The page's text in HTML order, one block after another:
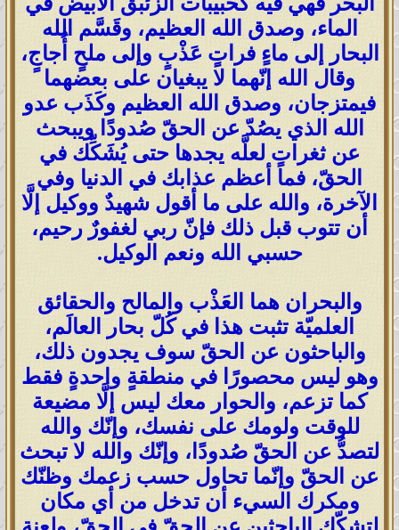
الماء، وصدق الله العظيم، وقَسَّم الله
البحار إلى ماءٍ فراتٍ عَذْبٍ وإلى ملحٍ أُجاجٍ،
وقال الله إنّهما لا يبغيان على بعضهما
فيمتزجان، وصدق الله العظيم وكَذَب عدو
الله الذي يصُدّ عن الحقّ صُدودًا ويبحث
عن ثغراتٍ لعلَّه يجدها حتى يُشَكِّك في
الحقّ، فما أعظم عذابك في الدنيا وفي
الآخرة، والله على ما أقول شهيدٌ ووكيل إلَّا
أن تتوب قبل ذلك فإنّ ربي لغفورٌ رحيم،
حسبي الله ونعم الوكيل.
والبحران هما العَذْب والمالح والحقائق
العلميّة تثبت هذا في كُلّ بحار العالَم،
والباحثون عن الحقّ سوف يجدون ذلك،
وهو ليس محصورًا في منطقةٍ واحدةٍ فقط
كما تزعم، والحوار معك ليس إلَّا مضيعة
للوقت ولومك على نفسك، وإنّك والله
لتصدُّ عن الحقّ صُدودًا، وإنّك والله لا تبحث
عن الحقّ وإنّما تحاول حسب زعمك وظنّك
ومكرك السيء أن تدخل من أي مكان